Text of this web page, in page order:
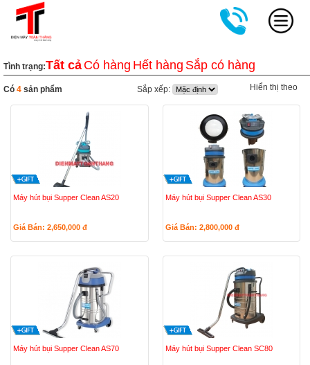
Tình trạng:Tất cả Có hàng Hết hàng Sắp có hàng
Có 4 sản phẩm Sắp xếp: Hiển thị theo
Máy hút bụi Supper Clean AS20
Giá Bán: 2,650,000 đ
Máy hút bụi Supper Clean AS30
Giá Bán: 2,800,000 đ
Máy hút bụi Supper Clean AS70 Máy hút bụi Supper Clean SC80